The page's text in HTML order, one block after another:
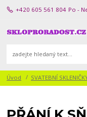
+420 605 561 804 Po -
Úvod SVATEBNÍ